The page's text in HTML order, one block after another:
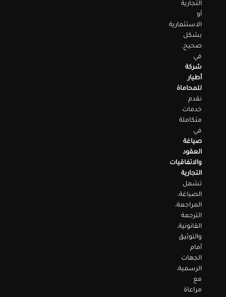
التجارية
أو
الاستثمارية
بشكل
صحيح.
في
شركة
أطيار
للمحاماة
نقدم
خدمات
متكاملة
في
صياغة
العقود
والاتفاقيات
التجارية
تشمل
الصياغة،
المراجعة،
الترجمة
القانونية،
والتوثيق
أمام
الجهات
الرسمية،
مع
مراعاة